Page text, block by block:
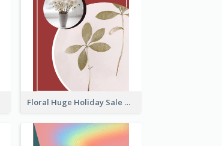
Floral Huge Holiday Sale Wide Skyscraper Banner